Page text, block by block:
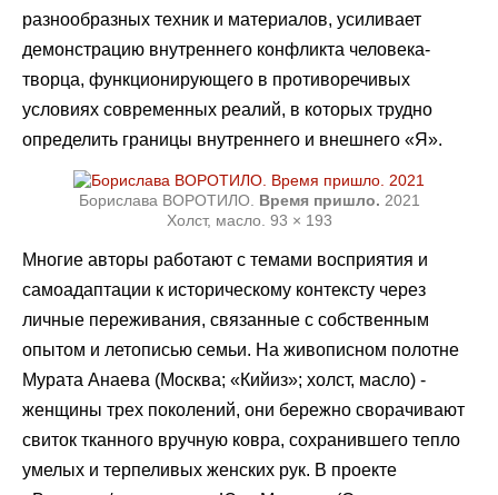
разнообразных техник и материалов, усиливает
демонстрацию внутреннего конфликта человека-
творца, функционирующего в противоречивых
условиях современных реалий, в которых трудно
определить границы внутреннего и внешнего «Я».
Борислава ВОРОТИЛО. Время пришло. 2021
Холст, масло. 93 × 193
Многие авторы работают с темами восприятия и
самоадаптации к историческому контексту через
личные переживания, связанные с собственным
опытом и летописью семьи. На живописном полотне
Мурата Анаева (Москва; «Кийиз»; холст, масло) -
женщины трех поколений, они бережно сворачивают
свиток тканного вручную ковра, сохранившего тепло
умелых и терпеливых женских рук. В проекте